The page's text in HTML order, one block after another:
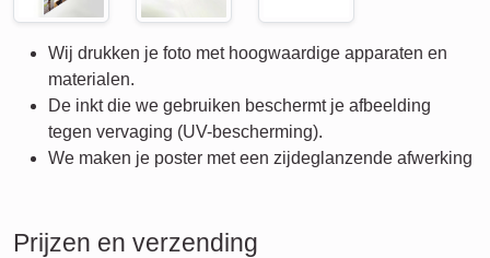
Wij drukken je foto met hoogwaardige apparaten en
materialen.
De inkt die we gebruiken beschermt je afbeelding
tegen vervaging (UV-bescherming).
We maken je poster met een zijdeglanzende afwerking
Prijzen en verzending